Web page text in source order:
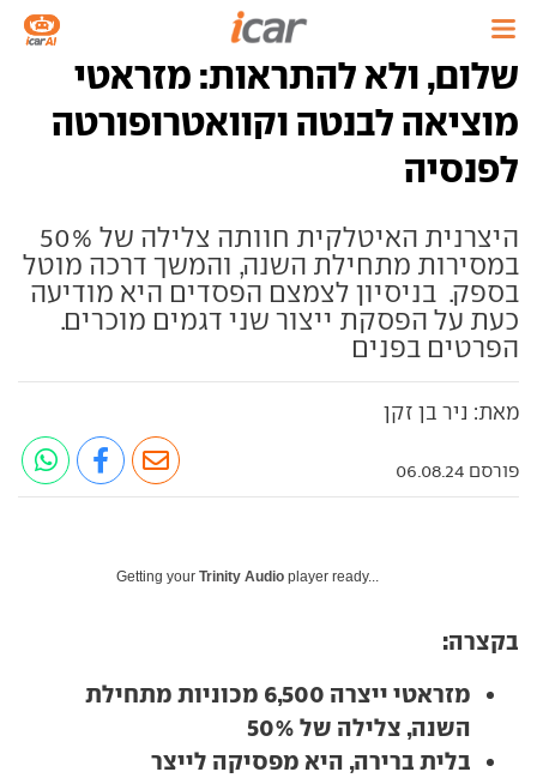
שלום, ולא להתראות: מזראטי
מוציאה לבנטה וקוואטרופורטה
לפנסיה
היצרנית האיטלקית חוותה צלילה של 50%
במסירות מתחילת השנה, והמשך דרכה מוטל
בספק. בניסיון לצמצם הפסדים היא מודיעה
כעת על הפסקת ייצור שני דגמים מוכרים.
הפרטים בפנים
מאת: ניר בן זקן
פורסם 06.08.24
Getting your Trinity Audio player ready...
בקצרה:
מזראטי ייצרה 6,500 מכוניות מתחילת
השנה, צלילה של 50%
בלית ברירה, היא מפסיקה לייצר